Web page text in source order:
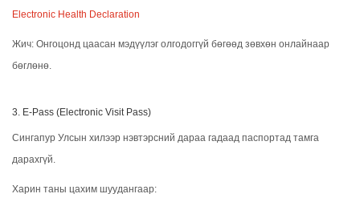
Electronic Health Declaration
Жич: Онгоцонд цаасан мэдүүлэг олгодоггүй бөгөөд зөвхөн онлайнаар
бөглөнө.
3. E-Pass (Electronic Visit Pass)
Сингапур Улсын хилээр нэвтэрсний дараа гадаад паспортад тамга
дарахгүй.
Харин таны цахим шуудангаар: